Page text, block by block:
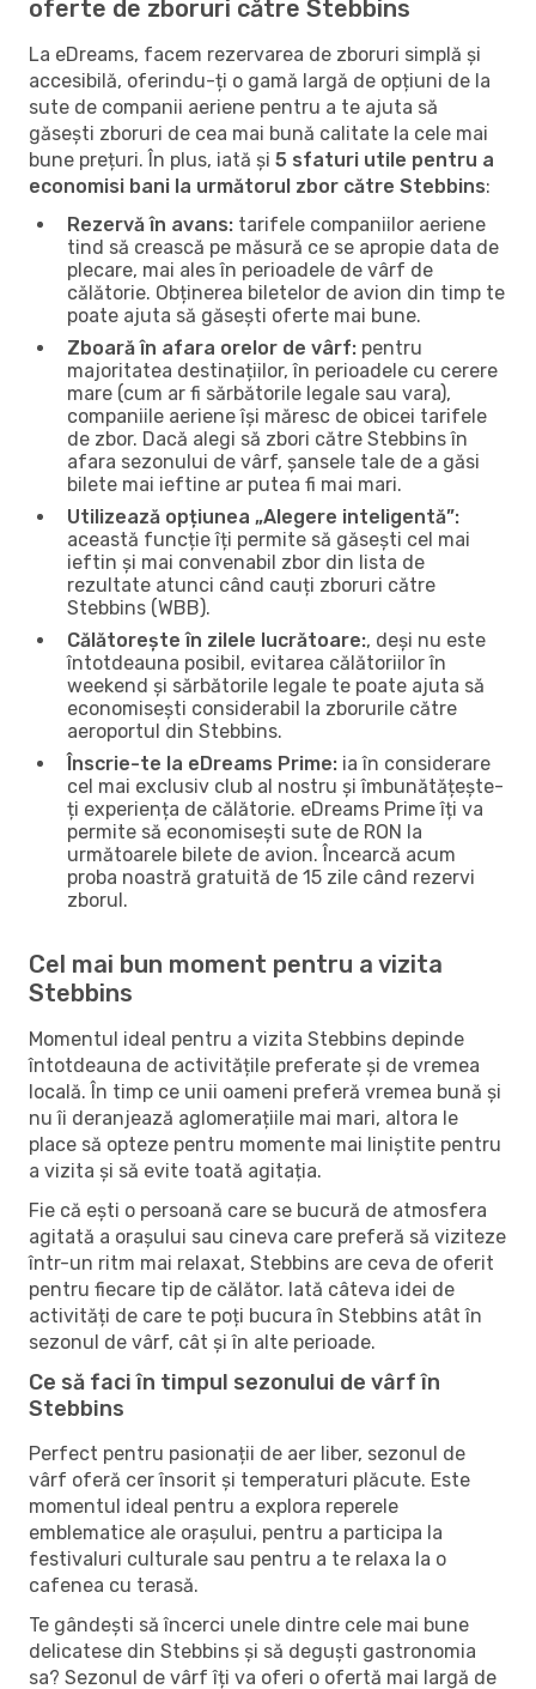
oferte de zboruri către Stebbins
La eDreams, facem rezervarea de zboruri simplă și
accesibilă, oferindu-ți o gamă largă de opțiuni de la
sute de companii aeriene pentru a te ajuta să
găsești zboruri de cea mai bună calitate la cele mai
bune prețuri. În plus, iată și 5 sfaturi utile pentru a
economisi bani la următorul zbor către Stebbins:
Rezervă în avans: tarifele companiilor aeriene
tind să crească pe măsură ce se apropie data de
plecare, mai ales în perioadele de vârf de
călătorie. Obținerea biletelor de avion din timp te
poate ajuta să găsești oferte mai bune.
Zboară în afara orelor de vârf: pentru
majoritatea destinațiilor, în perioadele cu cerere
mare (cum ar fi sărbătorile legale sau vara),
companiile aeriene își măresc de obicei tarifele
de zbor. Dacă alegi să zbori către Stebbins în
afara sezonului de vârf, șansele tale de a găsi
bilete mai ieftine ar putea fi mai mari.
Utilizează opțiunea „Alegere inteligentă”:
această funcție îți permite să găsești cel mai
ieftin și mai convenabil zbor din lista de
rezultate atunci când cauți zboruri către
Stebbins (WBB).
Călătorește în zilele lucrătoare:, deși nu este
întotdeauna posibil, evitarea călătoriilor în
weekend și sărbătorile legale te poate ajuta să
economisești considerabil la zborurile către
aeroportul din Stebbins.
Înscrie-te la eDreams Prime: ia în considerare
cel mai exclusiv club al nostru și îmbunătățește-
ți experiența de călătorie. eDreams Prime îți va
permite să economisești sute de RON la
următoarele bilete de avion. Încearcă acum
proba noastră gratuită de 15 zile când rezervi
zborul.
Cel mai bun moment pentru a vizita
Stebbins
Momentul ideal pentru a vizita Stebbins depinde
întotdeauna de activitățile preferate și de vremea
locală. În timp ce unii oameni preferă vremea bună și
nu îi deranjează aglomerațiile mai mari, altora le
place să opteze pentru momente mai liniștite pentru
a vizita și să evite toată agitația.
Fie că ești o persoană care se bucură de atmosfera
agitată a orașului sau cineva care preferă să viziteze
într-un ritm mai relaxat, Stebbins are ceva de oferit
pentru fiecare tip de călător. Iată câteva idei de
activități de care te poți bucura în Stebbins atât în ​​
sezonul de vârf, cât și în alte perioade.
Ce să faci în timpul sezonului de vârf în
Stebbins
Perfect pentru pasionații de aer liber, sezonul de
vârf oferă cer însorit și temperaturi plăcute. Este
momentul ideal pentru a explora reperele
emblematice ale orașului, pentru a participa la
festivaluri culturale sau pentru a te relaxa la o
cafenea cu terasă.
Te gândești să încerci unele dintre cele mai bune
delicatese din Stebbins și să deguști gastronomia
sa? Sezonul de vârf îți va oferi o ofertă mai largă de